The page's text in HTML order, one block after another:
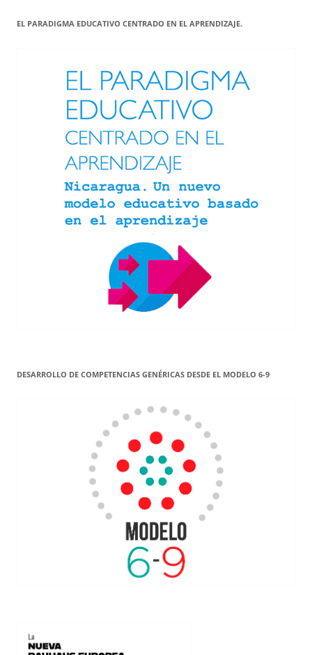
EL PARADIGMA EDUCATIVO CENTRADO EN EL APRENDIZAJE.
DESARROLLO DE COMPETENCIAS GENÉRICAS DESDE EL MODELO 6-9